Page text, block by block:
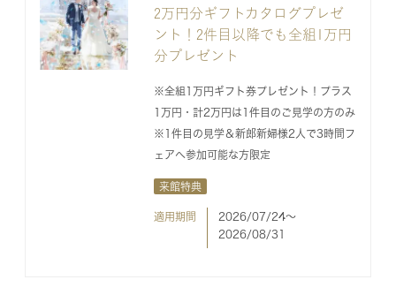
2万円分ギフトカタログプレゼ
ント！2件目以降でも全組1万円
分プレゼント
※全組1万円ギフト券プレゼント！プラス
1万円・計2万円は1件目のご見学の方のみ
※1件目の見学＆新郎新婦様2人で3時間フ
ェアへ参加可能な方限定
来館特典
適用期間
2026/07/24〜
2026/08/31